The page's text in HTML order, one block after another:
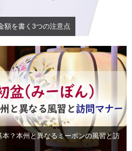
額を書く3つの注意点
本？本州と異なるミーボンの風習と訪